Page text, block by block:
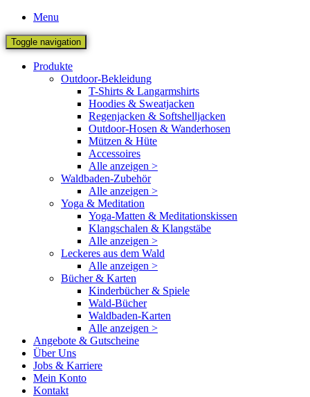
Menu
Toggle navigation
Produkte
Outdoor-Bekleidung
T-Shirts & Langarmshirts
Hoodies & Sweatjacken
Regenjacken & Softshelljacken
Outdoor-Hosen & Wanderhosen
Mützen & Hüte
Accessoires
Alle anzeigen >
Waldbaden-Zubehör
Alle anzeigen >
Yoga & Meditation
Yoga-Matten & Meditationskissen
Klangschalen & Klangstäbe
Alle anzeigen >
Leckeres aus dem Wald
Alle anzeigen >
Bücher & Karten
Kinderbücher & Spiele
Wald-Bücher
Waldbaden-Karten
Alle anzeigen >
Angebote & Gutscheine
Über Uns
Jobs & Karriere
Mein Konto
Kontakt